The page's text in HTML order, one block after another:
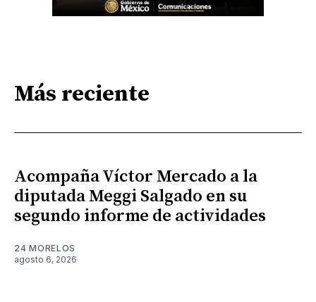
Más reciente
Acompaña Víctor Mercado a la
diputada Meggi Salgado en su
segundo informe de actividades
24 MORELOS
agosto 6, 2026